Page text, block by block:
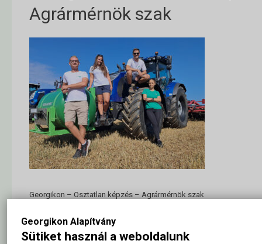
Georgikon Alapítvány
Sütiket használ a weboldalunk
Agrármérnök szak
Georgikon – Osztatlan képzés – Agrármérnök szak